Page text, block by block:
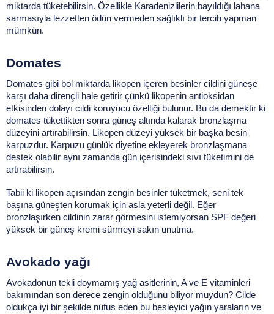
miktarda tüketebilirsin. Özellikle Karadenizlilerin bayıldığı lahana
sarmasıyla lezzetten ödün vermeden sağlıklı bir tercih yapman
mümkün.
Domates
Domates gibi bol miktarda likopen içeren besinler cildini güneşe
karşı daha dirençli hale getirir çünkü likopenin antioksidan
etkisinden dolayı cildi koruyucu özelliği bulunur. Bu da demektir ki
domates tükettikten sonra güneş altında kalarak bronzlaşma
düzeyini artırabilirsin. Likopen düzeyi yüksek bir başka besin
karpuzdur. Karpuzu günlük diyetine ekleyerek bronzlaşmana
destek olabilir aynı zamanda gün içerisindeki sıvı tüketimini de
artırabilirsin.
Tabii ki likopen açısından zengin besinler tüketmek, seni tek
başına güneşten korumak için asla yeterli değil. Eğer
bronzlaşırken cildinin zarar görmesini istemiyorsan SPF değeri
yüksek bir güneş kremi sürmeyi sakın unutma.
Avokado yağı
Avokadonun tekli doymamış yağ asitlerinin, A ve E vitaminleri
bakımından son derece zengin olduğunu biliyor muydun? Cilde
oldukça iyi bir şekilde nüfus eden bu besleyici yağın yaraların ve